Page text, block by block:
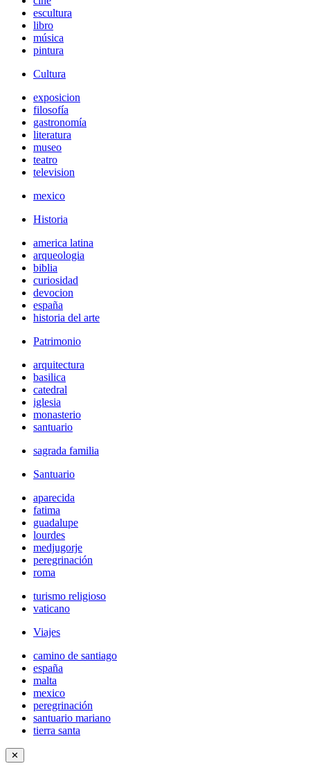
escultura
libro
música
pintura
Cultura
exposicion
filosofía
gastronomía
literatura
museo
teatro
television
mexico
Historia
america latina
arqueologia
biblia
curiosidad
devocion
españa
historia del arte
Patrimonio
arquitectura
basilica
catedral
iglesia
monasterio
santuario
sagrada familia
Santuario
aparecida
fatima
guadalupe
lourdes
medjugorje
peregrinación
roma
turismo religioso
vaticano
Viajes
camino de santiago
españa
malta
mexico
peregrinación
santuario mariano
tierra santa
✕